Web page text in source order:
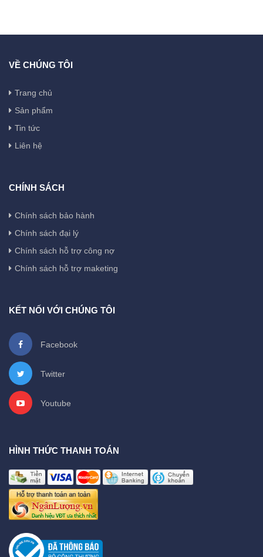
VỀ CHÚNG TÔI
Trang chủ
Sản phẩm
Tin tức
Liên hệ
CHÍNH SÁCH
Chính sách bảo hành
Chính sách đại lý
Chính sách hỗ trợ công nợ
Chính sách hỗ trợ maketing
KẾT NỐI VỚI CHÚNG TÔI
Facebook
Twitter
Youtube
HÌNH THỨC THANH TOÁN